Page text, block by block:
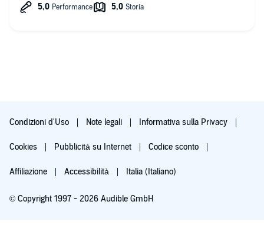
Condizioni d'Uso Note legali Informativa sulla Privacy
Cookies Pubblicità su Internet Codice sconto
Affiliazione Accessibilità Italia (Italiano)
© Copyright 1997 - 2026 Audible GmbH